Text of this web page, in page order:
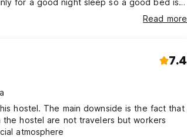
for a good night sleep so a good bed is a
Read more
7.4
hostel. The main downside is the fact that
hostel are not travelers but workers
atmosphere